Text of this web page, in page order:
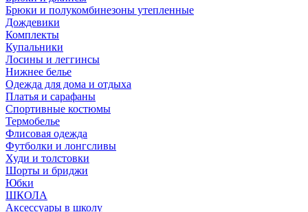
Брюки и полукомбинезоны утепленные
Дождевики
Комплекты
Купальники
Лосины и леггинсы
Нижнее белье
Одежда для дома и отдыха
Платья и сарафаны
Спортивные костюмы
Термобелье
Флисовая одежда
Футболки и лонгсливы
Худи и толстовки
Шорты и бриджи
Юбки
ШКОЛА
Аксессуары в школу